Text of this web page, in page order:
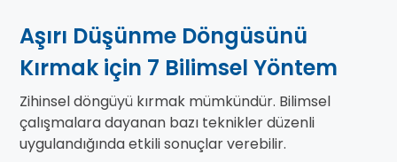
Aşırı Düşünme Döngüsünü
Kırmak için 7 Bilimsel Yöntem
Zihinsel döngüyü kırmak mümkündür. Bilimsel
çalışmalara dayanan bazı teknikler düzenli
uygulandığında etkili sonuçlar verebilir.